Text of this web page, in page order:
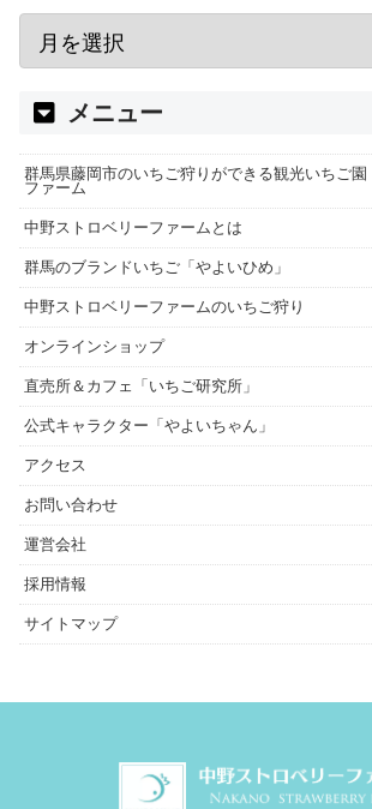
メニュー
群馬県藤岡市のいちご狩りができる観光いちご
ファーム
中野ストロベリーファームとは
群馬のブランドいちご「やよいひめ」
中野ストロベリーファームのいちご狩り
オンラインショップ
直売所＆カフェ「いちご研究所」
公式キャラクター「やよいちゃん」
アクセス
お問い合わせ
運営会社
採用情報
サイトマップ